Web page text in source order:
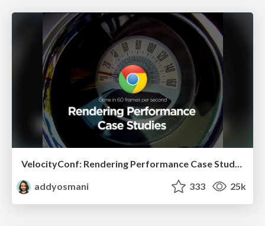
VelocityConf: Rendering Performance Case Studies
addyosmani
333 25k